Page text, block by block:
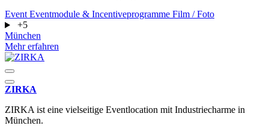
Event Eventmodule & Incentiveprogramme Film / Foto
+5
München
Mehr erfahren
ZIRKA
ZIRKA ist eine vielseitige Eventlocation mit Industriecharme in
München.